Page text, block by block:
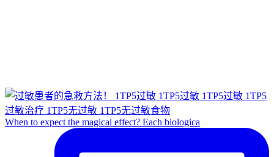
When to expect the magical effect? Each biologica